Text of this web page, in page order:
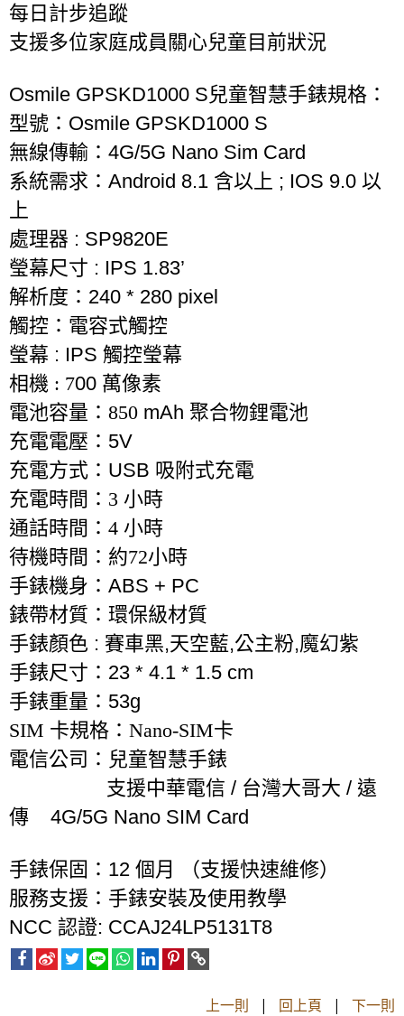
每日計步追蹤
支援多位家庭成員關心兒童目前狀況
Osmile GPSKD1000 S兒童智慧手錶規格：
型號： Osmile GPSKD1000 S
無線傳輸： 4G/5G Nano Sim Card
系統需求： Android 8.1 含以上 ; IOS 9.0 以
上
處理器 : SP9820E
瑩幕尺寸 : IPS 1.83’
解析度： 240 * 280 pixel
觸控：電容式觸控
瑩幕 : IPS 觸控瑩幕
相機 : 700 萬像素
電池容量：850 mAh 聚合物鋰電池
充電電壓： 5V
充電方式： USB 吸附式充電
充電時間：3 小時
通話時間：4 小時
待機時間：約72小時
手錶機身： ABS + PC
錶帶材質：環保級材質
手錶顏色 : 賽車黑,天空藍,公主粉,魔幻紫
手錶尺寸： 23 * 4.1 * 1.5 cm
手錶重量： 53g
SIM 卡規格：Nano-SIM卡
電信公司：兒童智慧手錶
支援中華電信 / 台灣大哥大 / 遠
傳
4G/5G Nano SIM Card
手錶保固： 12 個月
（支援快速維修）
服務支援：手錶安裝及使用教學
NCC 認證: CCAJ24LP5131T8
上一則 | 回上頁 | 下一則